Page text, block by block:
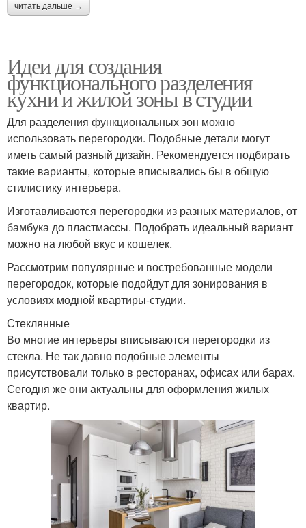
читать дальше →
Идеи для создания
функционального разделения
кухни и жилой зоны в студии
Для разделения функциональных зон можно
использовать перегородки. Подобные детали могут
иметь самый разный дизайн. Рекомендуется подбирать
такие варианты, которые вписывались бы в общую
стилистику интерьера.
Изготавливаются перегородки из разных материалов, от
бамбука до пластмассы. Подобрать идеальный вариант
можно на любой вкус и кошелек.
Рассмотрим популярные и востребованные модели
перегородок, которые подойдут для зонирования в
условиях модной квартиры-студии.
Стеклянные
Во многие интерьеры вписываются перегородки из
стекла. Не так давно подобные элементы
присутствовали только в ресторанах, офисах или барах.
Сегодня же они актуальны для оформления жилых
квартир.